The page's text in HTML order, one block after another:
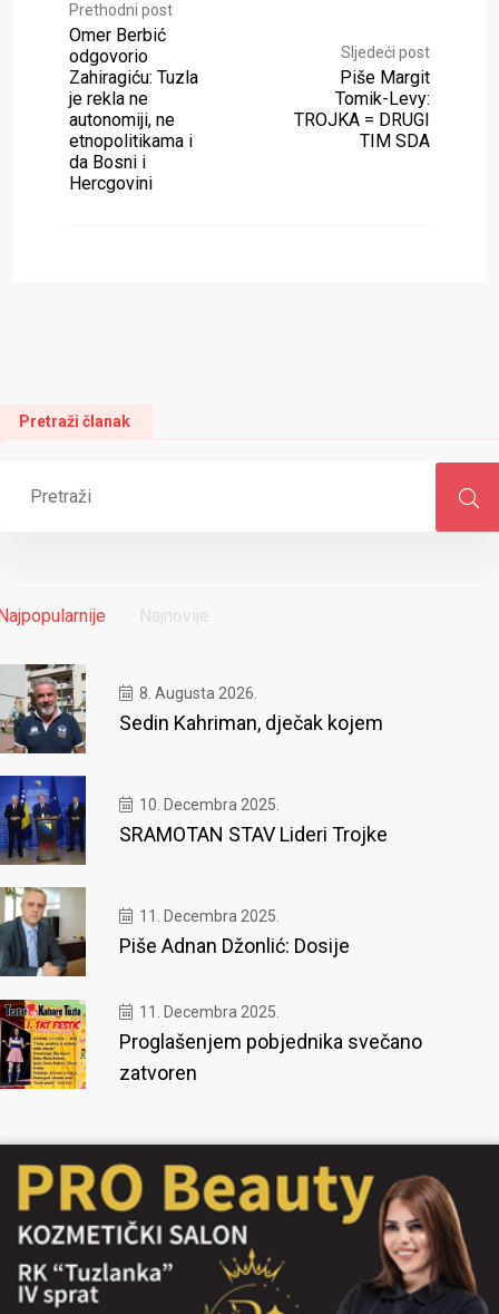
Prethodni post
Omer Berbić
odgovorio
Zahiragiću: Tuzla
je rekla ne
autonomiji, ne
etnopolitikama i
da Bosni i
Hercgovini
Sljedeći post
Piše Margit
Tomik-Levy:
TROJKA = DRUGI
TIM SDA
Pretraži članak
Najnovije
8. Augusta 2026.
Sedin Kahriman, dječak kojem
10. Decembra 2025.
SRAMOTAN STAV Lideri Trojke
11. Decembra 2025.
Piše Adnan Džonlić: Dosije
11. Decembra 2025.
Proglašenjem pobjednika svečano
zatvoren